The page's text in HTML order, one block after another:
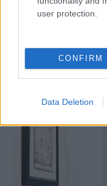
user protection.
CONFIRM
Data Deletion